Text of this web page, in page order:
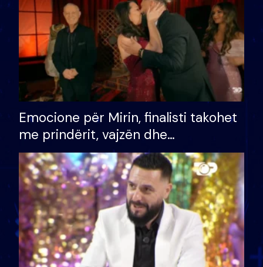
Emocione për Mirin, finalisti takohet
me prindërit, vajzën dhe
bashkëshorten: S’kemi ndonjë letër
divorci apo jo?